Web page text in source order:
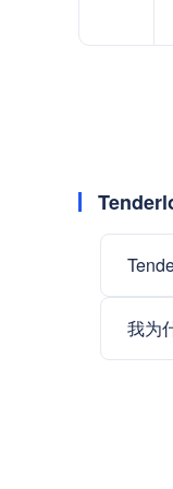
我为